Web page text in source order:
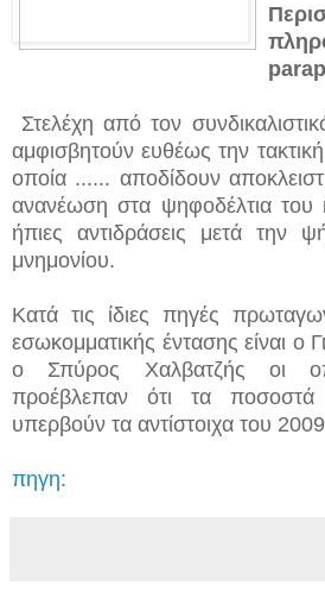
Στελέχη από τον
αμφισβητούν ευθέως την
οποία ...... αποδίδουν
ανανέωση στα ψηφοδέλτια του
ήπιες αντιδράσεις μετά την
μνημονίου.
Κατά τις ίδιες πηγές
εσωκομματικής έντασης είναι ο
ο Σπύρος Χαλβατζής οι
προέβλεπαν ότι τα
υπερβούν τα αντίστοιχα του
πηγη: